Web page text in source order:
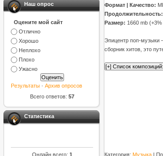
Наш опрос
Оцените мой сайт
Отлично
Хорошо
Неплохо
Плохо
Ужасно
Результаты · Архив опросов
Всего ответов: 57
Статистика
Онлайн всего: 1
Формат | Качество:
Продолжительность:
Размер: 1660 mb (+3%
Эпицентр поп-музыки
сборник хитов, это
Категория: Музыка |